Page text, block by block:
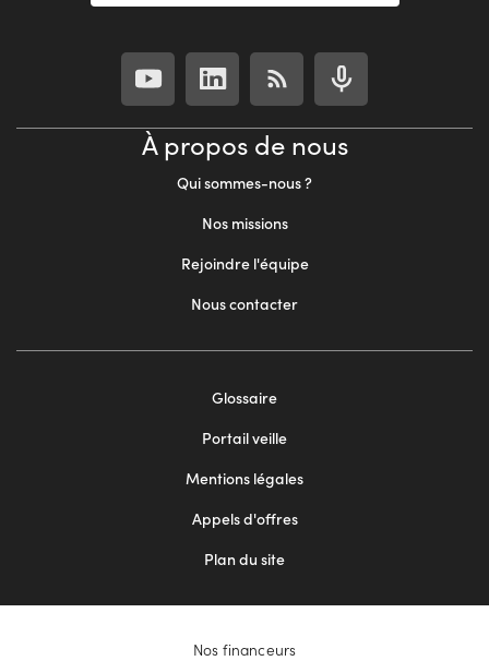
À propos de nous
Qui sommes-nous ?
Nos missions
Rejoindre l'équipe
Nous contacter
Glossaire
Portail veille
Mentions légales
Appels d'offres
Plan du site
Nos financeurs